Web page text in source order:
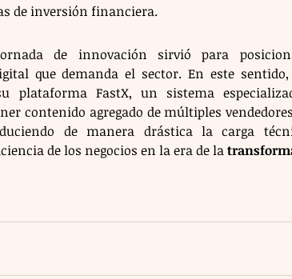
de inversión financiera.
de innovación sirvió para
que demanda el sector. En este sentido,
plataforma FastX, un sistema
contenido agregado de múltiples
de manera drástica la carga
de los negocios en la era de la